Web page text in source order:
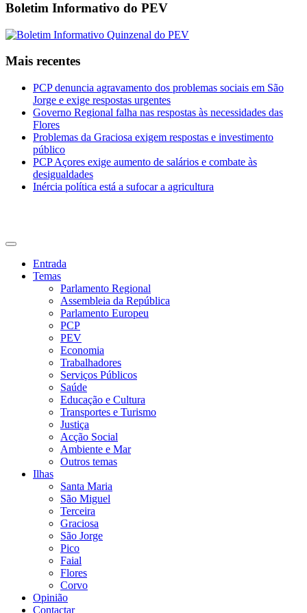
Boletim Informativo do PEV
Mais recentes
PCP denuncia agravamento dos problemas sociais em São
Jorge e exige respostas urgentes
Governo Regional falha nas respostas às necessidades das
Flores
Problemas da Graciosa exigem respostas e investimento
público
PCP Açores exige aumento de salários e combate às
desigualdades
Inércia política está a sufocar a agricultura
Entrada
Temas
Parlamento Regional
Assembleia da República
Parlamento Europeu
PCP
PEV
Economia
Trabalhadores
Serviços Públicos
Saúde
Educação e Cultura
Transportes e Turismo
Justiça
Acção Social
Ambiente e Mar
Outros temas
Ilhas
Santa Maria
São Miguel
Terceira
Graciosa
São Jorge
Pico
Faial
Flores
Corvo
Opinião
Contactar